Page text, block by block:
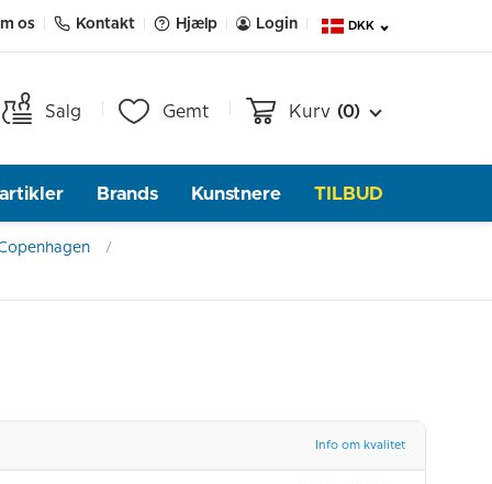
os Kontakt Hjælp Login DKK
Salg Gemt Kurv (0)
Brands Kunstnere TILBUD
Info om kvalitet